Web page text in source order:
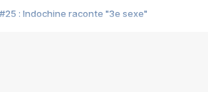
#25 : Indochine raconte "3e sexe"